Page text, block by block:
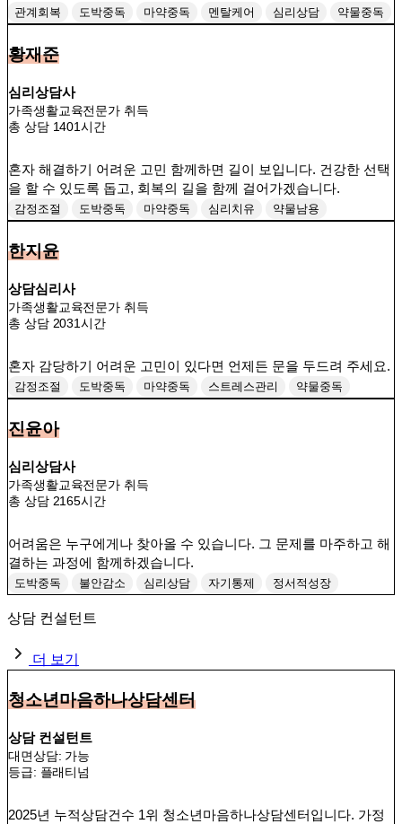
다.
관계회복 도박중독 마약중독 멘탈케어 심리상담
약물중독
황재준
심리상담사
가족생활교육전문가 취득
총 상담 1401시간
혼자 해결하기 어려운 고민 함께하면 길이 보입니다. 건강한 선택
을 할 수 있도록 돕고, 회복의 길을 함께 걸어가겠습니다.
감정조절 도박중독 마약중독 심리치유
약물남용
한지윤
상담심리사
가족생활교육전문가 취득
총 상담 2031시간
혼자 감당하기 어려운 고민이 있다면 언제든 문을 두드려 주세요.
감정조절 도박중독 마약중독 스트레스관리
약물중독
진윤아
심리상담사
가족생활교육전문가 취득
총 상담 2165시간
어려움은 누구에게나 찾아올 수 있습니다. 그 문제를 마주하고 해
결하는 과정에 함께하겠습니다.
도박중독 불안감소 심리상담 자기통제
정서적성장
상담 컨설턴트
더 보기
청소년마음하나상담센터
상담 컨설턴트
대면상담: 가능
등급: 플래티넘
2025년 누적상담건수 1위 청소년마음하나상담센터입니다. 가정